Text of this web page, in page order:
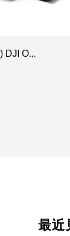
DJI O...
最近